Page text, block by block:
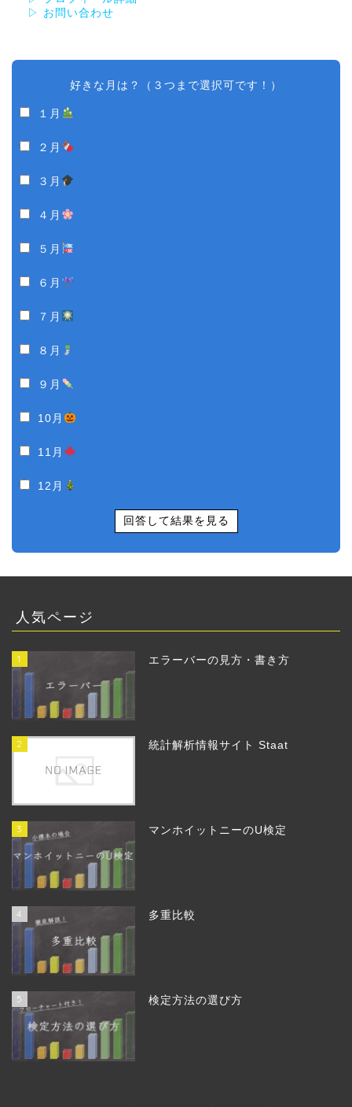
▷ お問い合わせ
好きな月は？（３つまで選択可です！）
１月
２月
３月
４月
５月
６月
７月
８月
９月
10月
11月
12月
回答して結果を見る
人気ページ
1 エラーバーの見方・書き方
2 統計解析情報サイト Staat
3 マンホイットニーのU検定
4 多重比較
5 検定方法の選び方